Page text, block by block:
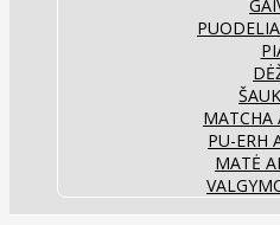
MATCHA
PU-ERH
MATĖ